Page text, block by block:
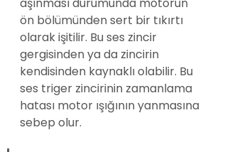
ön bölümünden sert bir tıkırtı
olarak işitilir. Bu ses zincir
gergisinden ya da zincirin
kendisinden kaynaklı olabilir. Bu
ses triger zincirinin zamanlama
hatası motor ışığının yanmasına
sebep olur.